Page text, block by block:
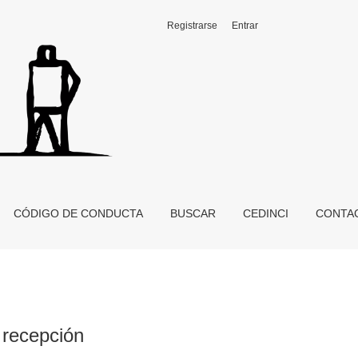
CÓDIGO DE CONDUCTA BUSCAR CEDINCI
Registrarse Entrar